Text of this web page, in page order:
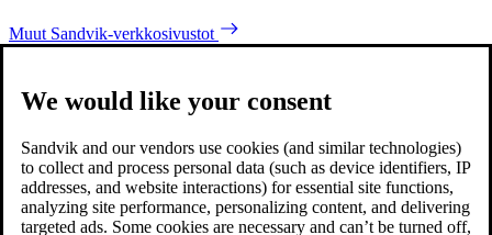
Muut Sandvik-verkkosivustot
We would like your consent
Sandvik and our vendors use cookies (and similar technologies)
to collect and process personal data (such as device identifiers, IP
addresses, and website interactions) for essential site functions,
analyzing site performance, personalizing content, and delivering
targeted ads. Some cookies are necessary and can’t be turned off,